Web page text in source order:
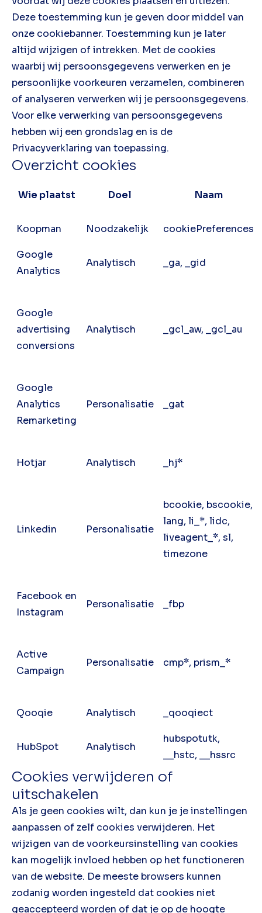
Deze toestemming kun je geven door middel van
onze cookiebanner. Toestemming kun je later
altijd wijzigen of intrekken. Met de cookies
waarbij wij persoonsgegevens verwerken en je
persoonlijke voorkeuren verzamelen, combineren
of analyseren verwerken wij je persoonsgegevens.
Voor elke verwerking van persoonsgegevens
hebben wij een grondslag en is de
Privacyverklaring van toepassing.
Overzicht cookies
Wie plaatst Doel Naam
Koopman Noodzakelijk cookiePreferences
Google
Analytics
Analytisch _ga, _gid
Google
advertising
conversions
Analytisch _gcl_aw, _gcl_au
Google
Analytics
Remarketing
Personalisatie _gat
Hotjar Analytisch _hj*
Linkedin Personalisatie
bcookie, bscookie,
lang, li_*, lidc,
liveagent_*, sl,
timezone
Facebook en
Instagram
Personalisatie _fbp
Active
Campaign
Personalisatie cmp*, prism_*
Qooqie Analytisch _qooqiect
HubSpot Analytisch
hubspotutk,
__hstc, __hssrc
Cookies verwijderen of
uitschakelen
Als je geen cookies wilt, dan kun je je instellingen
aanpassen of zelf cookies verwijderen. Het
wijzigen van de voorkeursinstelling van cookies
kan mogelijk invloed hebben op het functioneren
van de website. De meeste browsers kunnen
zodanig worden ingesteld dat cookies niet
geaccepteerd worden of dat je op de hoogte